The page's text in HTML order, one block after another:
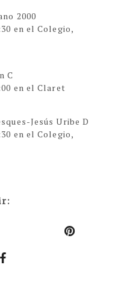
2000
en el Colegio,
C
en el Claret
Jesús Uribe D
en el Colegio,